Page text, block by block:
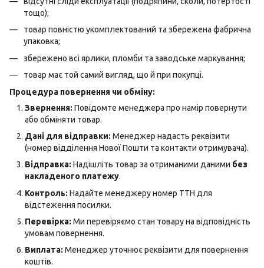
тощо);
товар повністю укомплектований та збережена фабрична
упаковка;
збережено всі ярлики, пломби та заводське маркування;
товар має той самий вигляд, що й при покупці.
Процедура повернення чи обміну:
Звернення: Повідомте менеджера про намір повернути
або обміняти товар.
Дані для відправки: Менеджер надасть реквізити
(номер відділення Нової Пошти та контакти отримувача).
Відправка: Надішліть товар за отриманими даними без
накладеного платежу.
Контроль: Надайте менеджеру номер ТТН для
відстеження посилки.
Перевірка: Ми перевіряємо стан товару на відповідність
умовам повернення.
Виплата: Менеджер уточнює реквізити для повернення
коштів.